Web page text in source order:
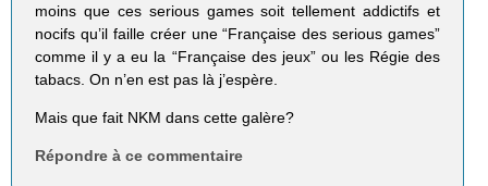
moins que ces serious games soit tellement addictifs et
nocifs qu’il faille créer une “Française des serious games”
comme il y a eu la “Française des jeux” ou les Régie des
tabacs. On n’en est pas là j’espère.
Mais que fait NKM dans cette galère?
Répondre à ce commentaire